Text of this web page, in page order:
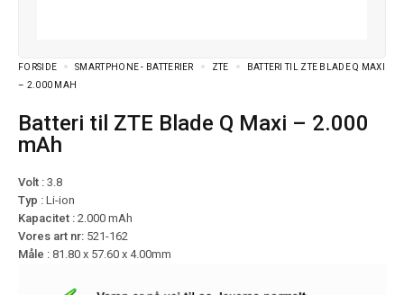
FORSIDE SMARTPHONE - BATTERIER ZTE
BATTERI TIL ZTE BLADE Q MAXI
– 2.000 MAH
Batteri til ZTE Blade Q Maxi – 2.000
mAh
Volt : 3.8
Typ : Li-ion
Kapacitet : 2.000 mAh
Vores art nr: 521-162
Måle : 81.80 x 57.60 x 4.00mm